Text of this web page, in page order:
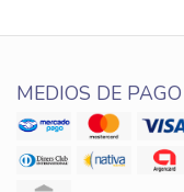
MEDIOS DE PAGO